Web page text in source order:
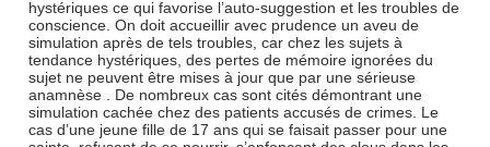
hystériques ce qui favorise l’auto-suggestion et les troubles de
conscience. On doit accueillir avec prudence un aveu de
simulation après de tels troubles, car chez les sujets à
tendance hystériques, des pertes de mémoire ignorées du
sujet ne peuvent être mises à jour que par une sérieuse
anamnèse . De nombreux cas sont cités démontrant une
simulation cachée chez des patients accusés de crimes. Le
cas d’une jeune fille de 17 ans qui se faisait passer pour une